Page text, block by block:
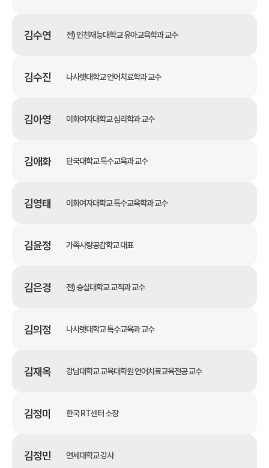
김수연 전) 인천재능대학교 유아교육학과 교수
김수진 나사렛대학교 언어치료학과 교수
김아영 이화여자대학교 심리학과 교수
김애화 단국대학교 특수교육과 교수
김영태 이화여자대학교 특수교육학과 교수
김윤정 가족사랑공감학교 대표
김은경 전) 숭실대학교 교직과 교수
김의정 나사렛대학교 특수교육과 교수
김재옥 강남대학교 교육대학원 언어치료교육전공 교수
김정미 한국 RT센터 소장
김정민 연세대학교 강사